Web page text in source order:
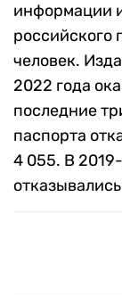
информации
российского
человек.
2022 года
последние
паспорта
4 055. В